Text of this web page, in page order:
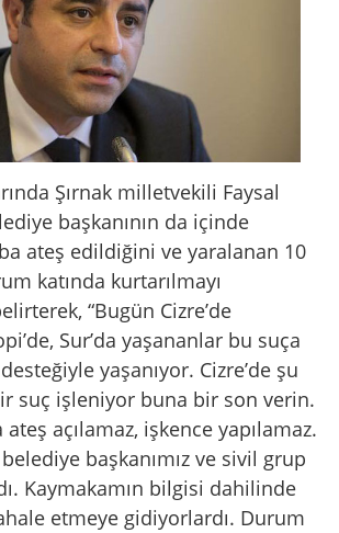
Şırnak milletvekili Faysal
başkanının da içinde
ateş edildiğini ve yaralanan 10
katında kurtarılmayı
“Bugün Cizre’de
Sur’da yaşananlar bu suça
yaşanıyor. Cizre’de şu
suç işleniyor buna bir son verin.
açılamaz, işkence yapılamaz.
başkanımız ve sivil grup
Kaymakamın bilgisi dahilinde
etmeye gidiyorlardı. Durum